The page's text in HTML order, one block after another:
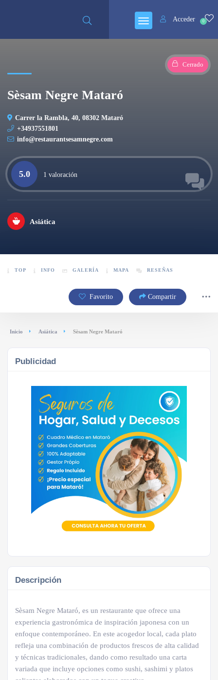
0
Acceder
Sèsam Negre Mataró
Carrer la Rambla, 40, 08302 Mataró
+34937551801
info@restaurantsesamnegre.com
5.0 1 valoración
Asiática
Cerrado
TOP INFO GALERÍA MAPA RESEÑAS
Favorito Compartir
Inicio Asiática Sèsam Negre Mataró
Publicidad
Descripción
Sèsam Negre Mataró, es un restaurante que ofrece una
experiencia gastronómica de inspiración japonesa con un
enfoque contemporáneo. En este acogedor local, cada plato
refleja una combinación de productos frescos de alta calidad
y técnicas tradicionales, dando como resultado una carta
variada que incluye opciones como sushi, sashimi y platos